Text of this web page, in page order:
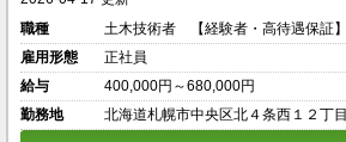
職種
土木技術者 【経験者・高待遇保証】
雇用形態
正社員
給与
400,000円～680,000円
勤務地
北海道札幌市中央区北４条西１２丁